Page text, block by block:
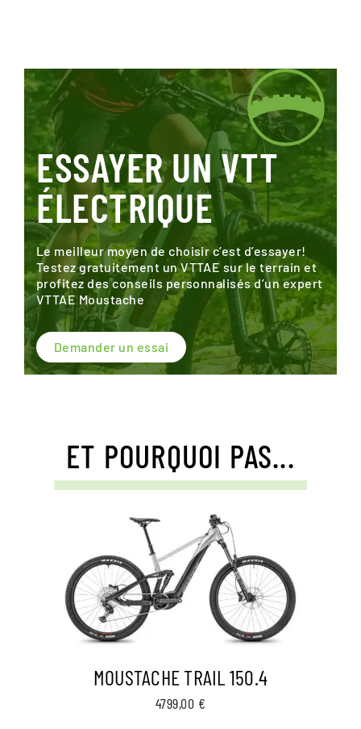
ESSAYER UN VTT
ÉLECTRIQUE
Le meilleur moyen de choisir c’est d’essayer!
Testez gratuitement un VTTAE sur le terrain et
profitez des conseils personnalisés d’un expert
VTTAE Moustache
Demander un essai
ET POURQUOI PAS...
MOUSTACHE TRAIL 150.4
4799,00 €